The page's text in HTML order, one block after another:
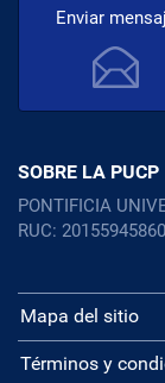
Enviar
SOBRE LA PUCP
PONTIFICIA
RUC: 20155945860
Mapa del sitio
Términos y